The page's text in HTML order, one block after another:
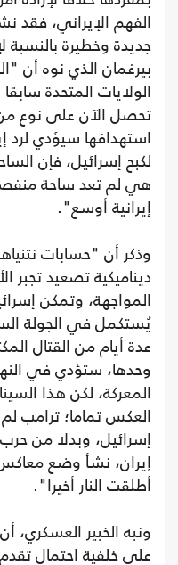
الفهم الإيراني، فقد
جديدة وخطيرة
بيرغمان الذي نوه أن
الولايات المتحدة
تحصل الآن على نوع من
استهدافها سيؤدي لرد
لكبح إسرائيل، فإن
هي لم تعد ساحة
إيرانية أوسع".
وذكر أن "حسابات
ديناميكية تصعيد تجبر
المواجهة، وتمكن
يُستكمل في الجولة
عدة أيام من القتال
وحدها، ستؤدي في
المعركة، لكن هذا
العكس تماما؛ ترامب
إسرائيل، وبدلا من
إيران، نشأ وضع
أطلقت النار أخيرا".
ونبه الخبير
على خلفية احتمال